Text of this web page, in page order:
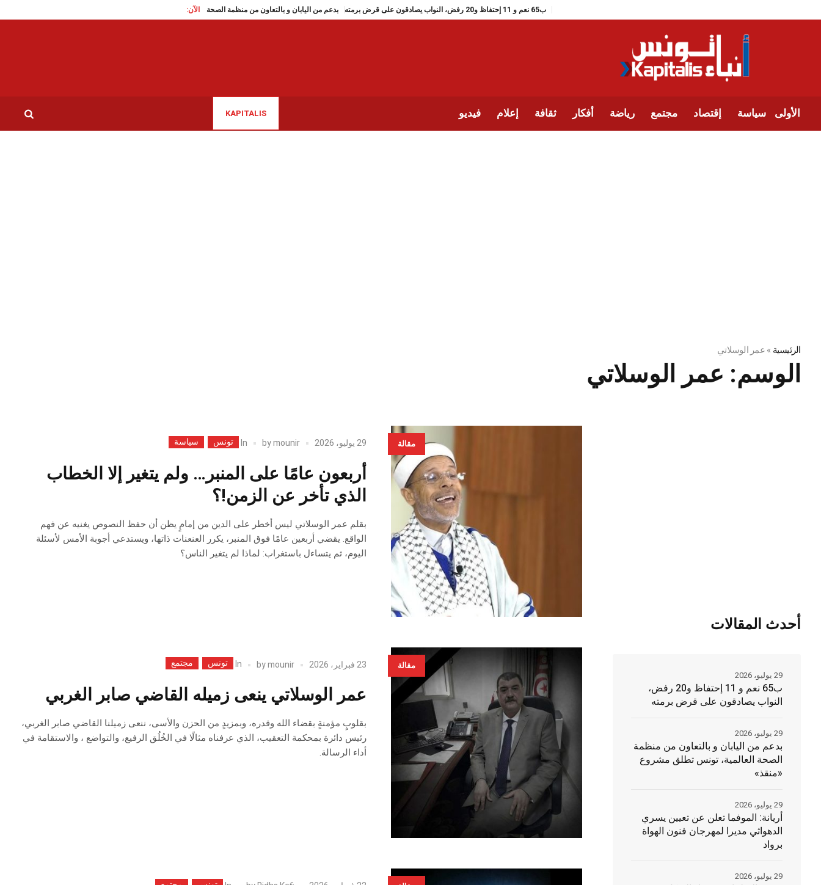
الآن: ب65 نعم و 11 إحتفاظ و20 رفض، النواب يصادقون على قرض برمته بدعم من اليابان و بالتعاون من منظمة الصحة العالمية، تونس تطلق مشروع «منقذ»
الأولى سياسة إقتصاد مجتمع رياضة أفكار ثقافة إعلام فيديو KAPITALIS
الرئيسية »عمر الوسلاتي
الوسم: عمر الوسلاتي
مقالة 29 يوليو، 2026 bymounir
In تونس سياسة
أربعون عامًا على المنبر… ولم يتغير إلا الخطاب
الذي تأخر عن الزمن!؟
بقلم عمر الوسلاتي ليس أخطر على الدين من إمامٍ يظن أن حفظ النصوص يغنيه عن فهم
الواقع. يقضي أربعين عامًا فوق المنبر، يكرر العنعنات ذاتها، ويستدعي أجوبة الأمس لأسئلة
اليوم، ثم يتساءل باستغراب: لماذا لم يتغير الناس؟
مقالة 23 فبراير، 2026 bymounir
In تونس مجتمع
عمر الوسلاتي ينعى زميله القاضي صابر الغربي
بقلوبٍ مؤمنةٍ بقضاء الله وقدره، وبمزيدٍ من الحزن والأسى، ننعى زميلنا القاضي صابر الغربي،
رئيس دائرة بمحكمة التعقيب، الذي عرفناه مثالًا في الخُلُق الرفيع، والتواضع ، والاستقامة في
أداء الرسالة.
أحدث المقالات
ب65 نعم و 11 إحتفاظ و20 رفض،
النواب يصادقون على قرض برمته
29 يوليو، 2026
بدعم من اليابان و بالتعاون من منظمة
الصحة العالمية، تونس تطلق مشروع
«منقذ»
29 يوليو، 2026
أريانة: الموفما تعلن عن تعيين يسري
الدهواثي مديرا لمهرجان فنون الهواة
برواد
29 يوليو، 2026
29 يوليو، 2026